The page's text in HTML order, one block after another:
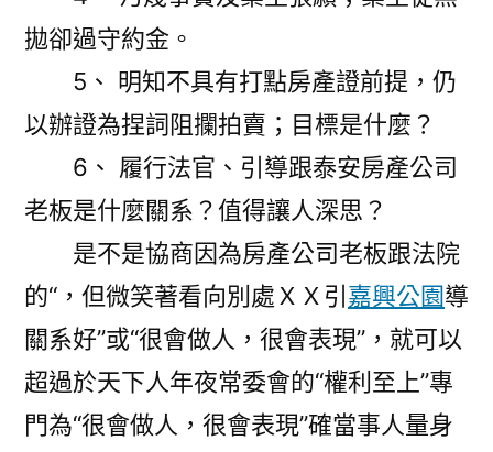
拋卻過守約金。
5、 明知不具有打點房產證前提，仍
以辦證為捏詞阻攔拍賣；目標是什麼？
6、 履行法官、引導跟泰安房產公司
老板是什麼關系？值得讓人深思？
是不是協商因為房產公司老板跟法院
的“，但微笑著看向別處ＸＸ引 嘉興公園導
關系好”或“很會做人，很會表現”，就可以
超過於天下人年夜常委會的“權利至上”專
門為“很會做人，很會表現”確當事人量身